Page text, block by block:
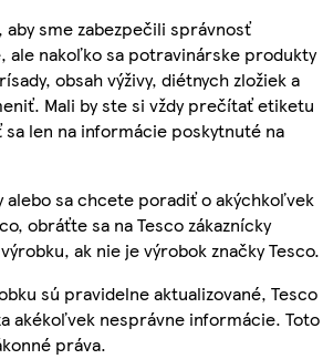
sme zabezpečili správnosť
ale nakoľko sa potravinárske produkty
obsah výživy, diétnych zložiek a
Mali by ste si vždy prečítať etiketu
len na informácie poskytnuté na
alebo sa chcete poradiť o akýchkoľvek
obráťte sa na Tesco zákaznícky
ak nie je výrobok značky Tesco.
sú pravidelne aktualizované, Tesco
akékoľvek nesprávne informácie. Toto
práva.